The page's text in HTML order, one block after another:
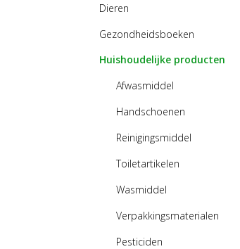
Dieren
Gezondheidsboeken
Huishoudelijke producten
Afwasmiddel
Handschoenen
Reinigingsmiddel
Toiletartikelen
Wasmiddel
Verpakkingsmaterialen
Pesticiden